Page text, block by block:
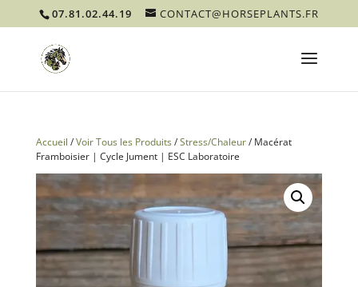
07.81.02.44.19 CONTACT@HORSEPLANTS.FR
Accueil /Voir Tous les Produits/Stress/Chaleur/ Macérat
Framboisier | Cycle Jument | ESC Laboratoire